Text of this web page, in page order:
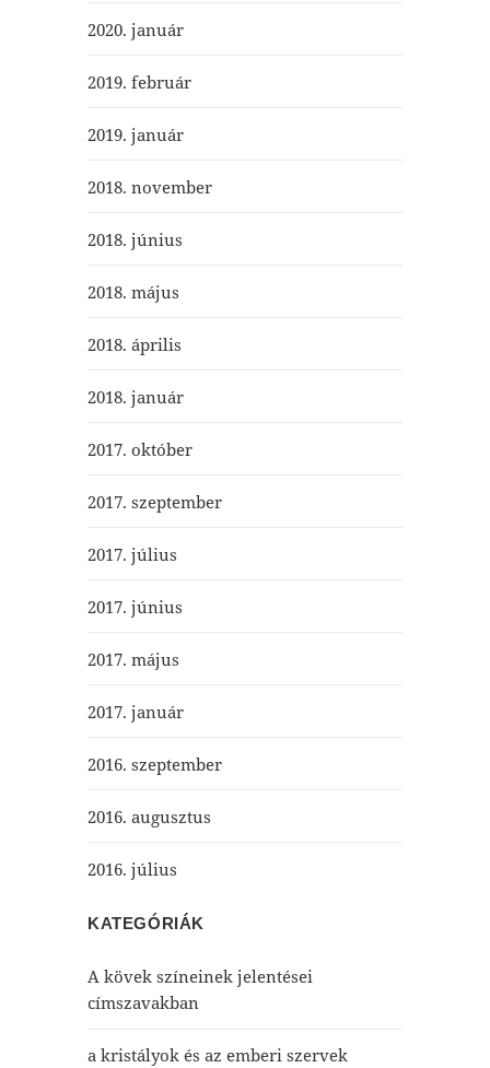
2020. január
2019. február
2019. január
2018. november
2018. június
2018. május
2018. április
2018. január
2017. október
2017. szeptember
2017. július
2017. június
2017. május
2017. január
2016. szeptember
2016. augusztus
2016. július
KATEGÓRIÁK
A kövek színeinek jelentései
címszavakban
a kristályok és az emberi szervek